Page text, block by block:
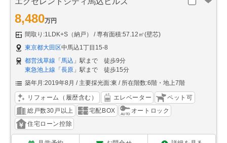
8,480万円
間取り:1LDK+S（納戸）
専有面積:57.12㎡(壁芯)
東京都大田区中馬込1丁目15-8
都営浅草線 「 馬込 」駅まで 徒歩9分
東急池上線 「 長原 」駅まで 徒歩15分
築年月:2019年8月
主要採光面:東 所在階数:6階・地上7階
リフォーム（履歴含む） エレベーター
ペット可
総戸数30戸以上
宅配BOX
オートロック
住宅ローン控除